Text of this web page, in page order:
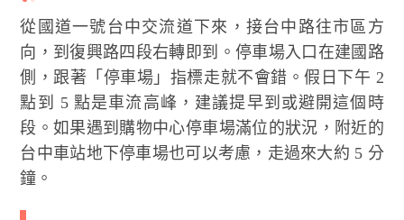
從國道一號台中交流道下來，接台中路往市區方
向，到復興路四段右轉即到。停車場入口在建國路
側，跟著「停車場」指標走就不會錯。假日下午 2
點到 5 點是車流高峰，建議提早到或避開這個時
段。如果遇到購物中心停車場滿位的狀況，附近的
台中車站地下停車場也可以考慮，走過來大約 5 分
鐘。